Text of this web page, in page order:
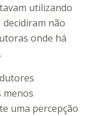
utilizando
não
onde há
menos
uma percepção